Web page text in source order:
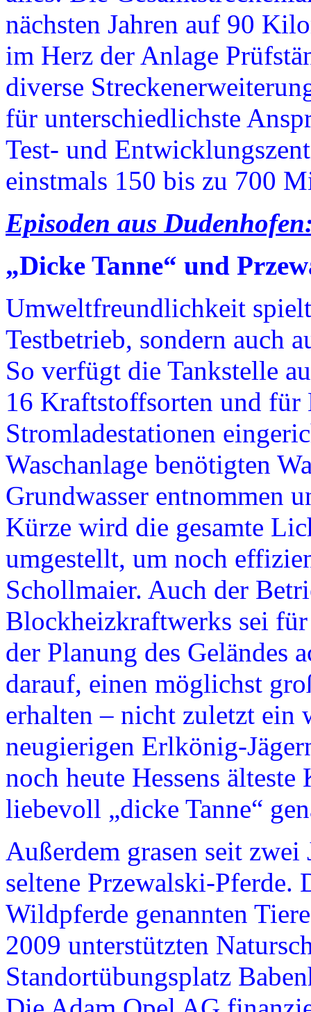
nächsten Jahren auf 90
im Herz der Anlage
diverse
für unterschiedlichste
Test- und
einstmals 150 bis zu 700
Episoden aus
„Dicke Tanne“ und
Umweltfreundlichkeit
Testbetrieb, sondern auch
So verfügt die Tankstelle
16 Kraftstoffsorten und für
Stromladestationen
Waschanlage benötigten
Grundwasser entnommen
Kürze wird die gesamte
umgestellt, um noch
Schollmaier. Auch der
Blockheizkraftwerks sei
der Planung des Geländes
darauf, einen möglichst
erhalten – nicht zuletzt
neugierigen Erlkönig-
noch heute Hessens
liebevoll „dicke Tanne“
Außerdem grasen seit
seltene Przewalski-Pferde.
Wildpferde genannten
2009 unterstützten
Standortübungsplatz